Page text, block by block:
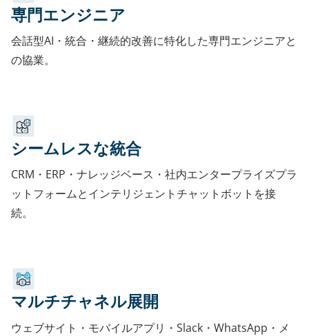
専門エンジニア
会話型AI・統合・継続的改善に特化した専門エンジニアと
の協業。
シームレスな統合
CRM・ERP・ナレッジベース・社内エンタープライズプラ
ットフォームとインテリジェントチャットボットを接
続。
マルチチャネル展開
ウェブサイト・モバイルアプリ・Slack・WhatsApp・メ